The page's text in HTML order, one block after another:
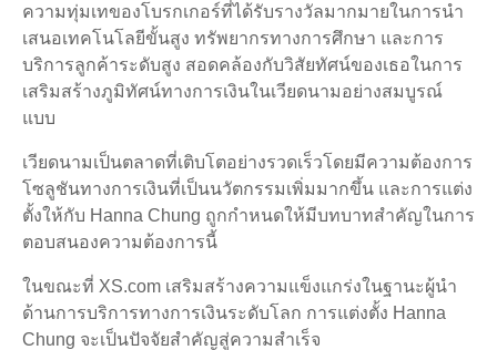
ความทุ่มเทของโบรกเกอร์ที่ได้รับรางวัลมากมายในการนำ
เสนอเทคโนโลยีขั้นสูง ทรัพยากรทางการศึกษา และการ
บริการลูกค้าระดับสูง สอดคล้องกับวิสัยทัศน์ของเธอในการ
เสริมสร้างภูมิทัศน์ทางการเงินในเวียดนามอย่างสมบูรณ์
แบบ
เวียดนามเป็นตลาดที่เติบโตอย่างรวดเร็วโดยมีความต้องการ
โซลูชันทางการเงินที่เป็นนวัตกรรมเพิ่มมากขึ้น และการแต่ง
ตั้งให้กับ Hanna Chung ถูกกำหนดให้มีบทบาทสำคัญในการ
ตอบสนองความต้องการนี้
ในขณะที่ XS.com เสริมสร้างความแข็งแกร่งในฐานะผู้นำ
ด้านการบริการทางการเงินระดับโลก การแต่งตั้ง Hanna
Chung จะเป็นปัจจัยสำคัญสู่ความสำเร็จ